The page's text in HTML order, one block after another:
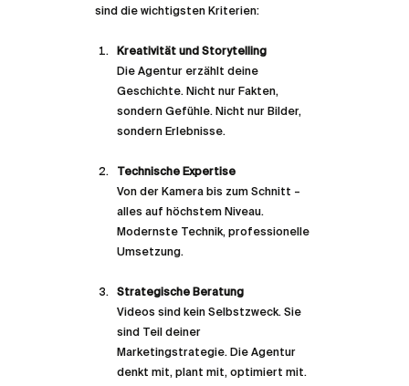
sind die wichtigsten Kriterien:
Kreativität und Storytelling
Die Agentur erzählt deine
Geschichte. Nicht nur Fakten,
sondern Gefühle. Nicht nur Bilder,
sondern Erlebnisse.
Technische Expertise
Von der Kamera bis zum Schnitt –
alles auf höchstem Niveau.
Modernste Technik, professionelle
Umsetzung.
Strategische Beratung
Videos sind kein Selbstzweck. Sie
sind Teil deiner
Marketingstrategie. Die Agentur
denkt mit, plant mit, optimiert mit.